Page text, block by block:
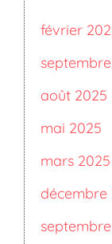
février
août 2025
mai 2025
mars 2025
décembre